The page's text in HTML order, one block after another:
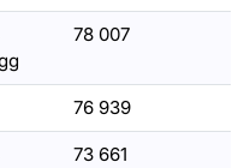
78 007
76 939
73 661